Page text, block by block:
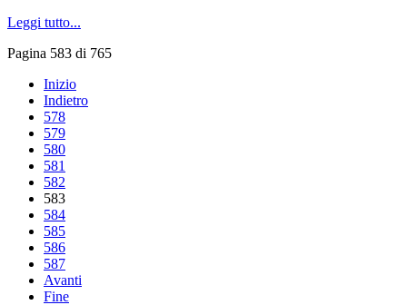
Leggi tutto...
Pagina 583 di 765
Inizio
Indietro
578
579
580
581
582
583
584
585
586
587
Avanti
Fine